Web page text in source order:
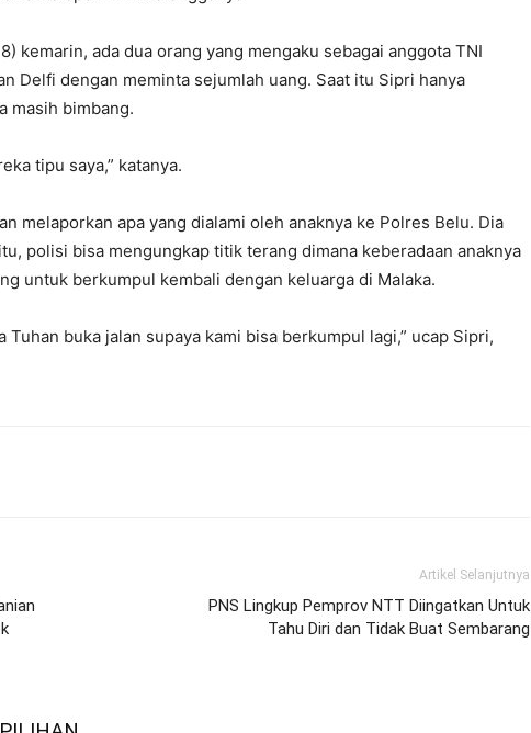
kemarin, ada dua orang yang mengaku sebagai anggota TNI
Delfi dengan meminta sejumlah uang. Saat itu Sipri hanya
masih bimbang.
tipu saya,” katanya.
melaporkan apa yang dialami oleh anaknya ke Polres Belu. Dia
polisi bisa mengungkap titik terang dimana keberadaan anaknya
untuk berkumpul kembali dengan keluarga di Malaka.
Tuhan buka jalan supaya kami bisa berkumpul lagi,” ucap Sipri,
Artikel Selanjutnya
PNS Lingkup Pemprov NTT Diingatkan Untuk
Tahu Diri dan Tidak Buat Sembarang